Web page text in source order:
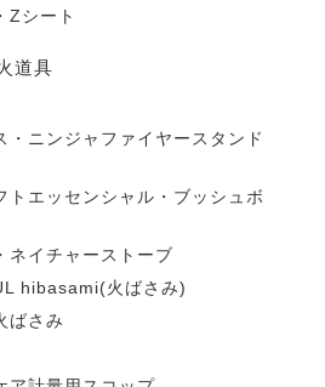
Zシート
道具
・ニンジャファイヤースタンド
トエッセンシャル・ブッシュボ
ネイチャーストーブ
hibasami(火ばさみ)
ばさみ